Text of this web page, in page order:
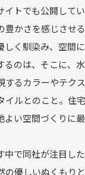
トでも公開してい
かさを感じさせ
しく馴染み、空間
るのは、そこに、
るカラーやテク
イルとのこと。住
よい空間づくりに
中で同社が注目し
の優しいぬくもり